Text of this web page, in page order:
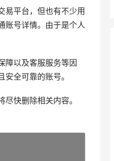
易平台，但也有不少用
账号详情。由于是个人
障以及客服服务等因
全可靠的账号。
快删除相关内容。